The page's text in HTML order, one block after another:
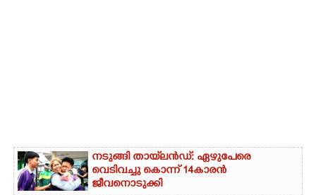
നടുങ്ങി തായ്‌ലൻഡ്: ഏഴുപേരെ
വെടിവച്ചു കൊന്ന് 14കാരൻ
ജീവനൊടുക്കി